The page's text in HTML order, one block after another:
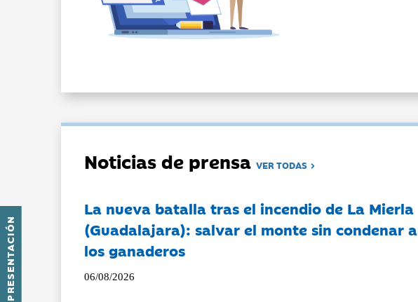
PRESENTACIÓN
Noticias de prensaVER TODAS
La nueva batalla tras el incendio de La Mierla
(Guadalajara): salvar el monte sin condenar a
los ganaderos
06/08/2026